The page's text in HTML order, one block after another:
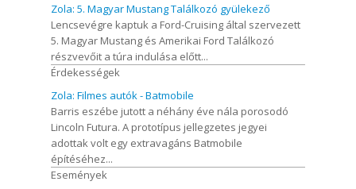
Zola: 5. Magyar Mustang Találkozó gyülekező
Lencsevégre kaptuk a Ford-Cruising által szervezett
5. Magyar Mustang és Amerikai Ford Találkozó
részvevőit a túra indulása előtt...
Érdekességek
Zola: Filmes autók - Batmobile
Barris eszébe jutott a néhány éve nála porosodó
Lincoln Futura. A prototípus jellegzetes jegyei
adottak volt egy extravagáns Batmobile
építéséhez...
Események